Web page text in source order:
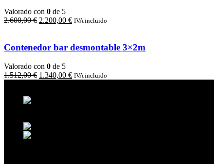
Valorado con 0 de 5
2.600,00€ El
era:
2.200,00 €El
es:
IVA incluido
Contenedor bar desmontable 3×2m
Valorado con 0 de 5
1.512,00€ El1.340,00 €ElIVA incluido